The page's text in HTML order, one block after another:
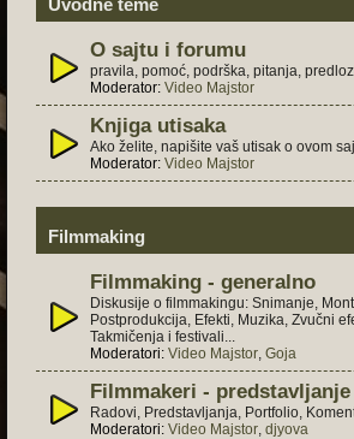
Uvodne teme
O sajtu i forumu
pravila, pomoć, podrška, pitanja,
Moderator: Video Majstor
Knjiga utisaka
Ako želite, napišite vaš utisak o ovom
Moderator: Video Majstor
Filmmaking
Filmmaking - generalno
Diskusije o filmmakingu: Snimanje,
Postprodukcija, Efekti, Muzika, Zvučni
Takmičenja i festivali...
Moderatori: Video Majstor, Goja
Filmmakeri -
Radovi, Predstavljanja, Portfolio,
Moderatori: Video Majstor, djyova